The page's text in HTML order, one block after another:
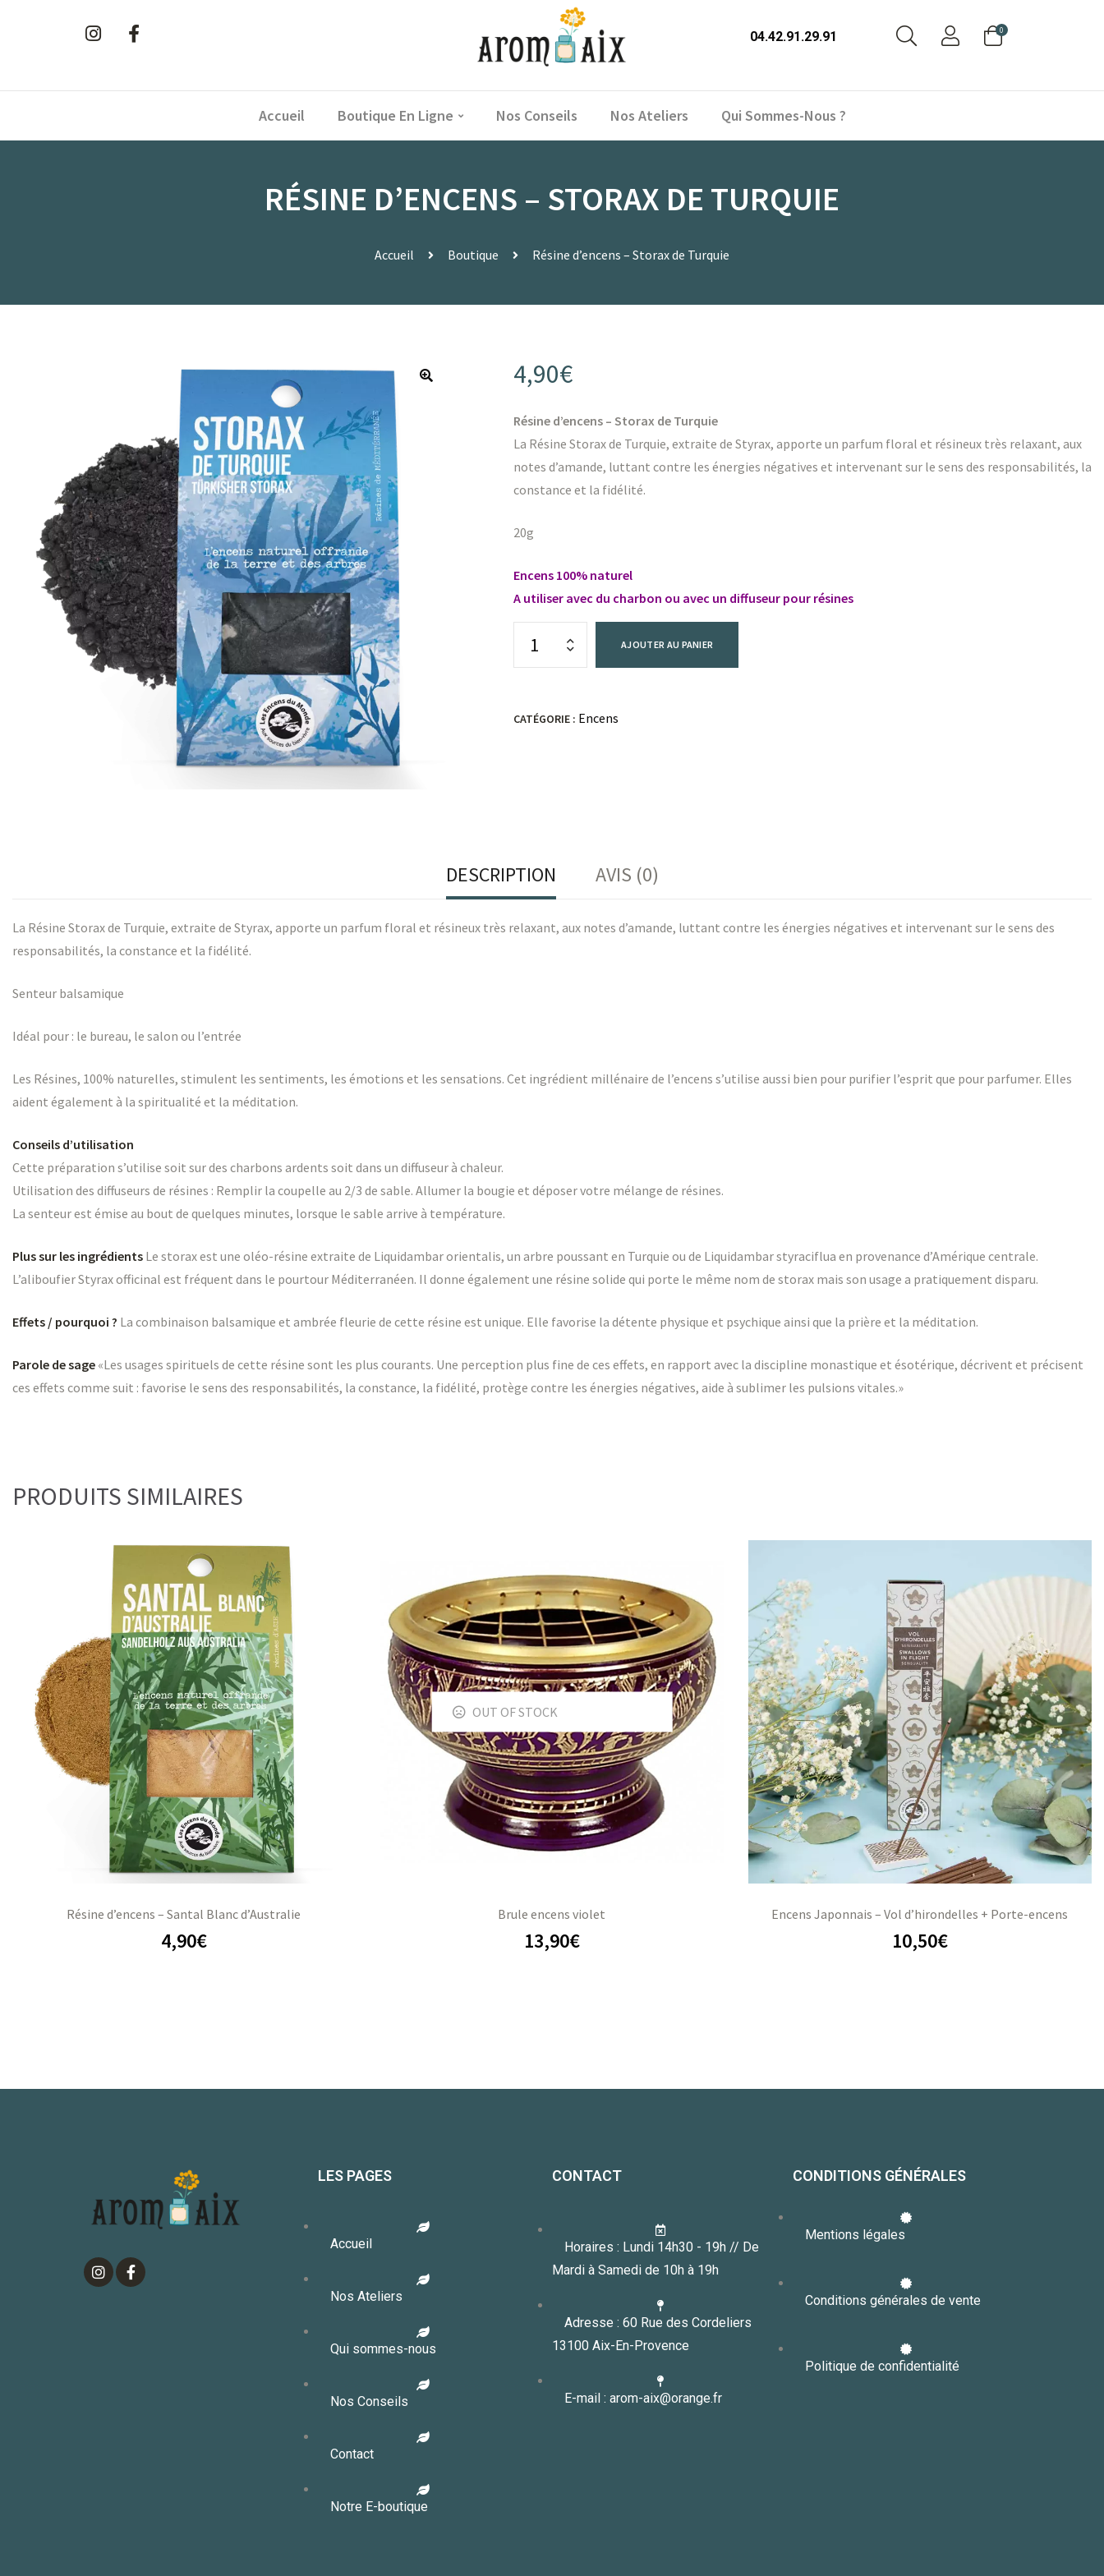
04.42.91.29.91 0
Accueil Boutique En Ligne Nos Conseils Nos Ateliers Qui Sommes-Nous ?
RÉSINE D’ENCENS – STORAX DE TURQUIE
Accueil Boutique Résine d’encens – Storax de Turquie
4,90€
Résine d’encens – Storax de Turquie
La Résine Storax de Turquie, extraite de Styrax, apporte un parfum floral et résineux très relaxant, aux
notes d’amande, luttant contre les énergies négatives et intervenant sur le sens des responsabilités, la
constance et la fidélité.
20g
Encens 100% naturel
A utiliser avec du charbon ou avec un diffuseur pour résines
AJOUTER AU PANIER
CATÉGORIE : Encens
DESCRIPTION AVIS (0)
La Résine Storax de Turquie, extraite de Styrax, apporte un parfum floral et résineux très relaxant, aux notes d’amande, luttant contre les énergies négatives et intervenant sur le sens des
responsabilités, la constance et la fidélité.
Senteur balsamique
Idéal pour : le bureau, le salon ou l’entrée
Les Résines, 100% naturelles, stimulent les sentiments, les émotions et les sensations. Cet ingrédient millénaire de l’encens s’utilise aussi bien pour purifier l’esprit que pour parfumer. Elles
aident également à la spiritualité et la méditation.
Conseils d’utilisation
Cette préparation s’utilise soit sur des charbons ardents soit dans un diffuseur à chaleur.
Utilisation des diffuseurs de résines : Remplir la coupelle au 2/3 de sable. Allumer la bougie et déposer votre mélange de résines.
La senteur est émise au bout de quelques minutes, lorsque le sable arrive à température.
Plus sur les ingrédients Le storax est une oléo-résine extraite de Liquidambar orientalis, un arbre poussant en Turquie ou de Liquidambar styraciflua en provenance d’Amérique centrale.
L’aliboufier Styrax officinal est fréquent dans le pourtour Méditerranéen. Il donne également une résine solide qui porte le même nom de storax mais son usage a pratiquement disparu.
Effets / pourquoi ? La combinaison balsamique et ambrée fleurie de cette résine est unique. Elle favorise la détente physique et psychique ainsi que la prière et la méditation.
Parole de sage «Les usages spirituels de cette résine sont les plus courants. Une perception plus fine de ces effets, en rapport avec la discipline monastique et ésotérique, décrivent et précisent
ces effets comme suit : favorise le sens des responsabilités, la constance, la fidélité, protège contre les énergies négatives, aide à sublimer les pulsions vitales.»
PRODUITS SIMILAIRES
Résine d’encens – Santal Blanc d’Australie
4,90€
OUT OF STOCK
Brule encens violet
13,90€
Encens Japonnais – Vol d’hirondelles + Porte-encens
10,50€
LES PAGES
Accueil
Nos Ateliers
Qui sommes-nous
Nos Conseils
Contact
Notre E-boutique
CONTACT
Horaires : Lundi 14h30 - 19h // De
Mardi à Samedi de 10h à 19h
Adresse : 60 Rue des Cordeliers
13100 Aix-En-Provence
E-mail : arom-aix@orange.fr
CONDITIONS GÉNÉRALES
Mentions légales
Conditions générales de vente
Politique de confidentialité